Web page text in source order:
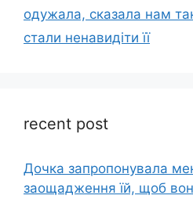
одужала, сказала нам
стали ненавидіти її
recent post
Дочка запpопонувала
заощадження їй, щоб